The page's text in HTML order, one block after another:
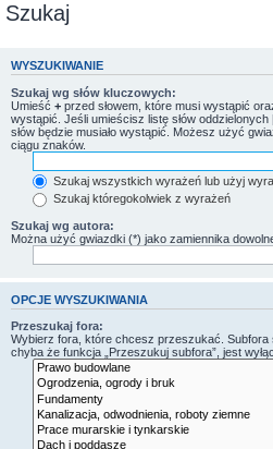
Szukaj
WYSZUKIWANIE
Szukaj wg słów kluczowych:
Umieść + przed słowem, które musi wystąpić
wystąpić. Jeśli umieścisz listę słów oddzielonych
słów będzie musiało wystąpić. Możesz użyć
ciągu znaków.
Szukaj wszystkich wyrażeń lub użyj
Szukaj któregokolwiek z wyrażeń
Szukaj wg autora:
Można użyć gwiazdki (*) jako zamiennika
OPCJE WYSZUKIWANIA
Przeszukaj fora:
Wybierz fora, które chcesz przeszukać. Subfora
chyba że funkcja „Przeszukuj subfora”, jest